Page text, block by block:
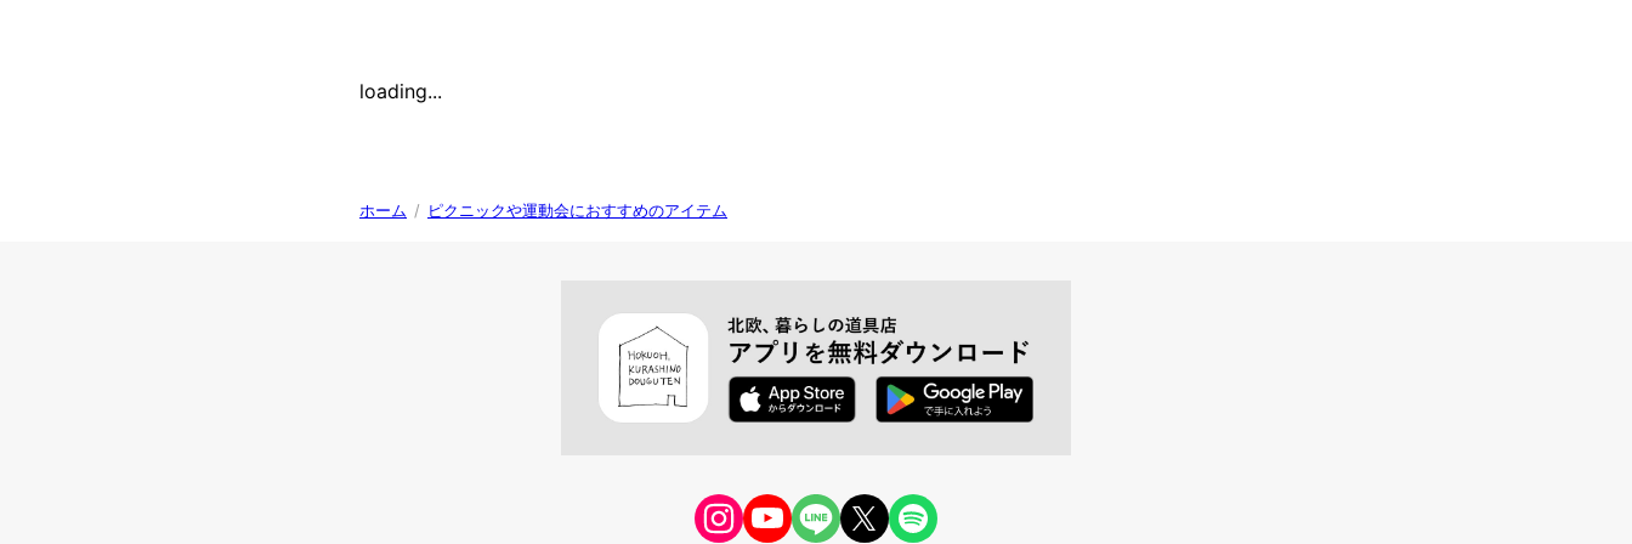
loading...
ホーム / ピクニックや運動会におすすめのアイテム